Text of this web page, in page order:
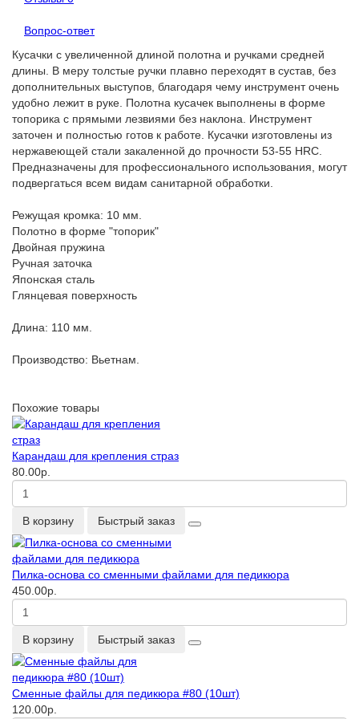
Вопрос-ответ
Кусачки с увеличенной длиной полотна и ручками средней
длины. В меру толстые ручки плавно переходят в сустав, без
дополнительных выступов, благодаря чему инструмент очень
удобно лежит в руке. Полотна кусачек выполнены в форме
топорика с прямыми лезвиями без наклона. Инструмент
заточен и полностью готов к работе. Кусачки изготовлены из
нержавеющей стали закаленной до прочности 53-55 HRC.
Предназначены для профессионального использования, могут
подвергаться всем видам санитарной обработки.
Режущая кромка: 10 мм.
Полотно в форме "топорик"
Двойная пружина
Ручная заточка
Японская сталь
Глянцевая поверхность
Длина: 110 мм.
Производство: Вьетнам.
Похожие товары
Карандаш для крепления страз
80.00р.
В корзину Быстрый заказ
Пилка-основа со сменными файлами для педикюра
450.00р.
В корзину Быстрый заказ
Сменные файлы для педикюра #80 (10шт)
120.00р.